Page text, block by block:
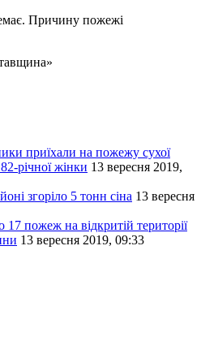
Причину пожежі
приїхали на пожежу сухої
річної жінки 13 вересня 2019,
згоріло 5 тонн сіна 13 вересня
пожеж на відкритій території
13 вересня 2019, 09:33